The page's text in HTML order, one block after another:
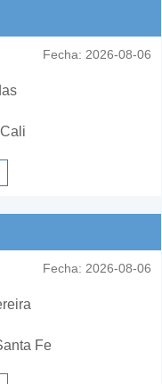
Fecha: 2026-08-06
Fecha: 2026-08-06
Fe